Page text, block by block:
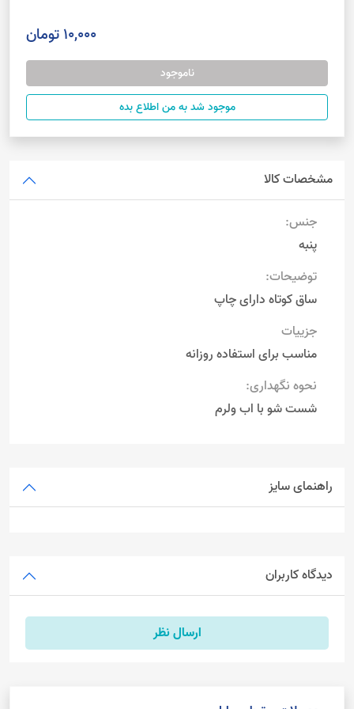
10,000 تومان
ناموجود
موجود شد به من اطلاع بده
مشخصات کالا
جنس:
پنبه
توضیحات:
ساق کوتاه دارای چاپ
جزییات
مناسب برای استفاده روزانه
نحوه نگهداری:
شست شو با اب ولرم
راهنمای سایز
دیدگاه کاربران
ارسال نظر